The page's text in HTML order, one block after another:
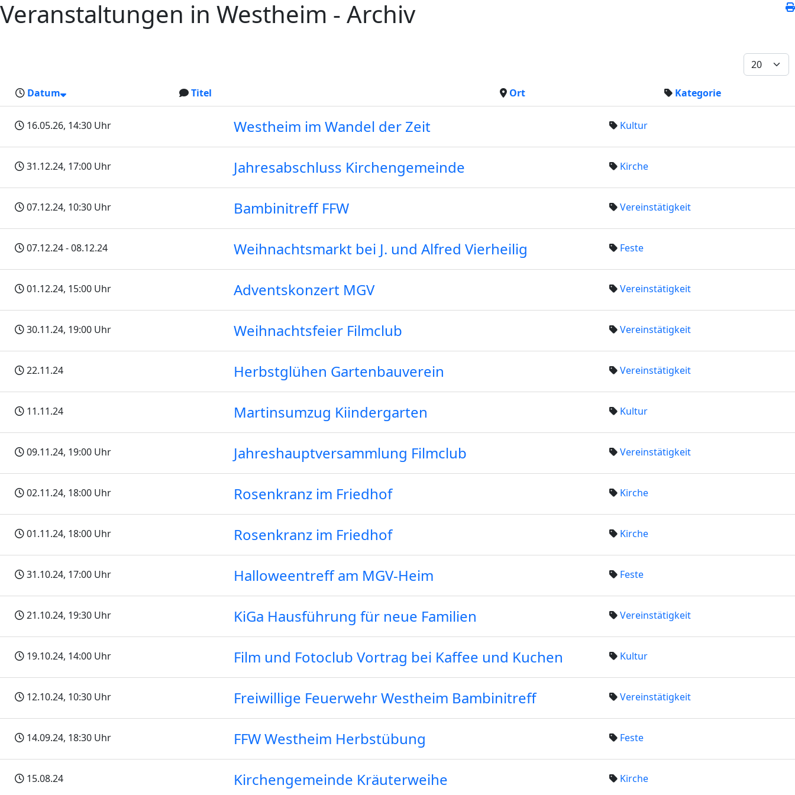
Veranstaltungen in Westheim - Archiv
Datum Titel Ort Kategorie
16.05.26, 14:30 Uhr Westheim im Wandel der Zeit Kultur
31.12.24, 17:00 Uhr Jahresabschluss Kirchengemeinde Kirche
07.12.24, 10:30 Uhr Bambinitreff FFW Vereinstätigkeit
07.12.24- 08.12.24 Weihnachtsmarkt bei J. und Alfred Vierheilig Feste
01.12.24, 15:00 Uhr Adventskonzert MGV Vereinstätigkeit
30.11.24, 19:00 Uhr Weihnachtsfeier Filmclub Vereinstätigkeit
22.11.24 Herbstglühen Gartenbauverein Vereinstätigkeit
11.11.24 Martinsumzug Kiindergarten Kultur
09.11.24, 19:00 Uhr Jahreshauptversammlung Filmclub Vereinstätigkeit
02.11.24, 18:00 Uhr Rosenkranz im Friedhof Kirche
01.11.24, 18:00 Uhr Rosenkranz im Friedhof Kirche
31.10.24, 17:00 Uhr Halloweentreff am MGV-Heim Feste
21.10.24, 19:30 Uhr KiGa Hausführung für neue Familien Vereinstätigkeit
19.10.24, 14:00 Uhr Film und Fotoclub Vortrag bei Kaffee und Kuchen Kultur
12.10.24, 10:30 Uhr Freiwillige Feuerwehr Westheim Bambinitreff Vereinstätigkeit
14.09.24, 18:30 Uhr FFW Westheim Herbstübung Feste
15.08.24 Kirchengemeinde Kräuterweihe Kirche